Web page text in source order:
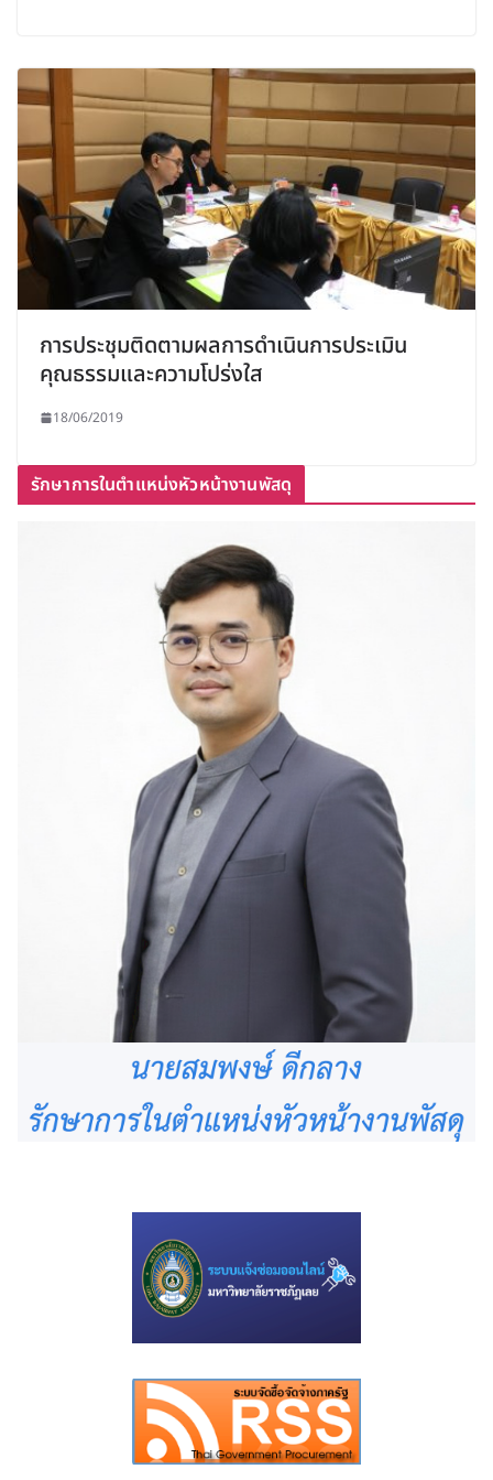
การประชุมติดตามผลการดำเนินการประเมิน
คุณธรรมและความโปร่งใส
18/06/2019
รักษาการในตำแหน่งหัวหน้างานพัสดุ